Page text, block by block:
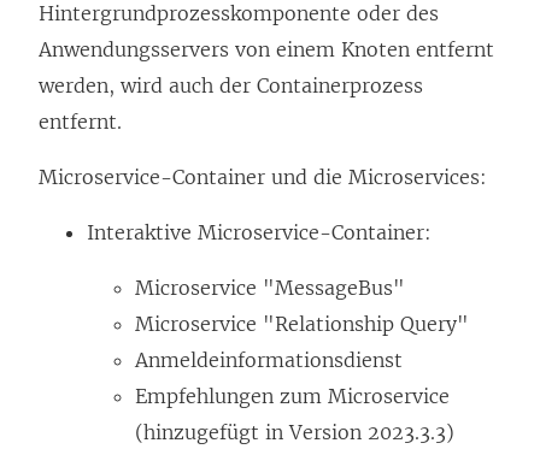
Hintergrundprozesskomponente oder des
Anwendungsservers von einem Knoten entfernt
werden, wird auch der Containerprozess
entfernt.
Microservice-Container und die Microservices:
Interaktive Microservice-Container:
Microservice "MessageBus"
Microservice "Relationship Query"
Anmeldeinformationsdienst
Empfehlungen zum Microservice
(hinzugefügt in Version 2023.3.3)